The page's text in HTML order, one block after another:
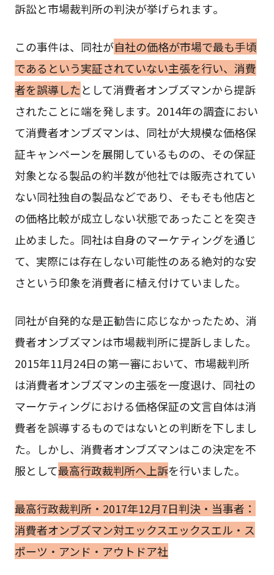
訴訟と市場裁判所の判決が挙げられます。
この事件は、同社が自社の価格が市場で最も手頃
であるという実証されていない主張を行い、消費
者を誤導したとして消費者オンブズマンから提訴
されたことに端を発します。2014年の調査におい
て消費者オンブズマンは、同社が大規模な価格保
証キャンペーンを展開しているものの、その保証
対象となる製品の約半数が他社では販売されてい
ない同社独自の製品などであり、そもそも他店と
の価格比較が成立しない状態であったことを突き
止めました。同社は自身のマーケティングを通じ
て、実際には存在しない可能性のある絶対的な安
さという印象を消費者に植え付けていました。
同社が自発的な是正勧告に応じなかったため、消
費者オンブズマンは市場裁判所に提訴しました。
2015年11月24日の第一審において、市場裁判所
は消費者オンブズマンの主張を一度退け、同社の
マーケティングにおける価格保証の文言自体は消
費者を誤導するものではないとの判断を下しまし
た。しかし、消費者オンブズマンはこの決定を不
服として最高行政裁判所へ上訴を行いました。
最高行政裁判所・2017年12月7日判決・当事者：
消費者オンブズマン対エックスエックスエル・ス
ポーツ・アンド・アウトドア社